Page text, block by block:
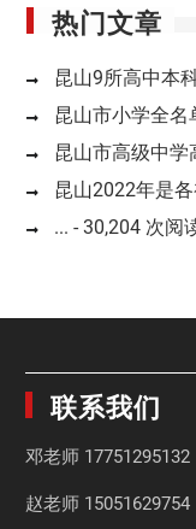
热门文章
昆山9所高中本
昆山市小学全名
昆山市高级中学
昆山2022年是
... - 30,204 次阅
联系我们
邓老师 17751295132
赵老师 15051629754